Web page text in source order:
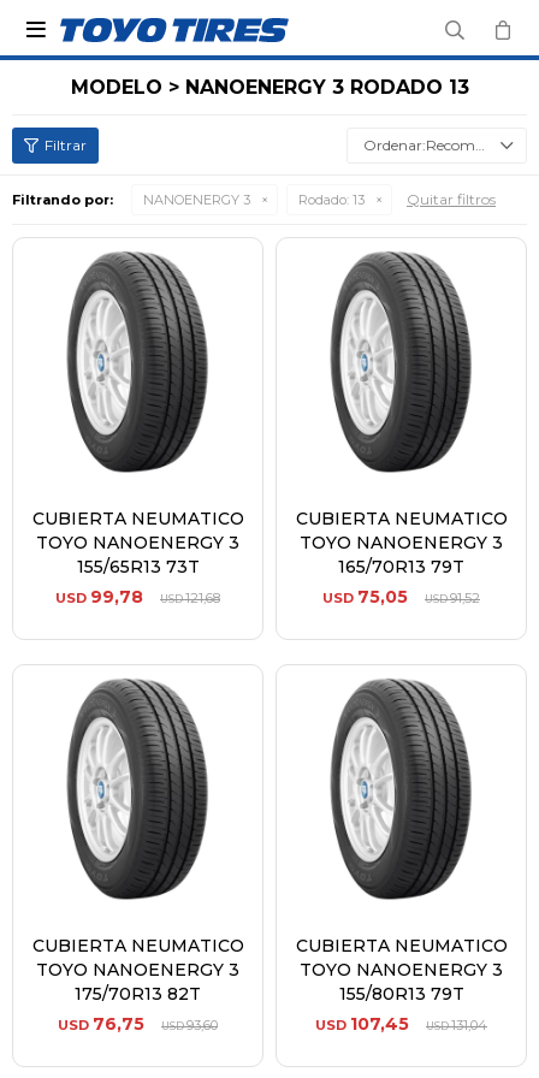

MODELO > NANOENERGY 3 RODADO 13
Recomendados
Filtrando por: NANOENERGY 3 Rodado: 13 Quitar filtros
CUBIERTA NEUMATICO
TOYO NANOENERGY 3
155/65R13 73T
USD 99,78 USD121,68
CUBIERTA NEUMATICO
TOYO NANOENERGY 3
165/70R13 79T
USD 75,05 USD91,52
CUBIERTA NEUMATICO
TOYO NANOENERGY 3
175/70R13 82T
USD 76,75 USD93,60
CUBIERTA NEUMATICO
TOYO NANOENERGY 3
155/80R13 79T
USD 107,45 USD131,04